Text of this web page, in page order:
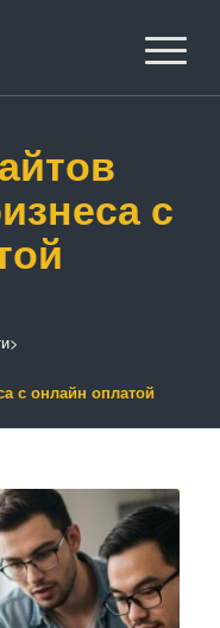
с
>
с онлайн оплатой